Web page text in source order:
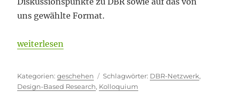
uns gewählte Format.
„Mit einfachen Mitteln“
weiterlesen
Kategorien
geschehen Schlagwörter
DBR-Netzwerk,
Design-Based Research, Kolloquium